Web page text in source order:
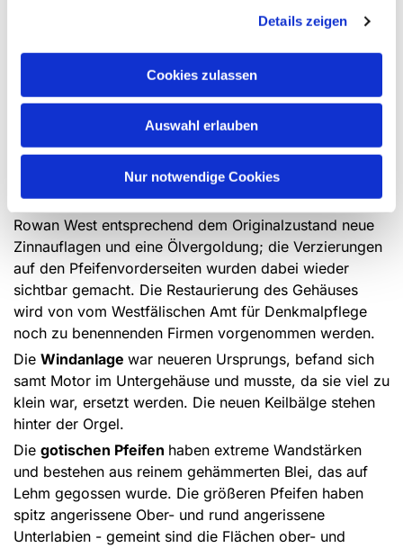
Details zeigen
Cookies zulassen
Auswahl erlauben
Nur notwendige Cookies
Mittelalterliche beschriebene Pergamente wurden an
einigen Stellen benutzt, um Risse zu überkleben. Es ist
nicht unwahrscheinlich, dass auch Hölzer aus anderen
Orgeln mit verbaut wurden. Es konnte ausgeschlossen
werden, dass die Klaviaturen in näherer oder fernerer
gewesen sein könnten. Ein akuter Holzwurmbefall war
nicht zu entdecken. Die Pfeifen in der Gehäusefront
erhielten nach den Vorschlägen von Orgelbaumeister
Rowan West entsprechend dem Originalzustand neue
Zinnauflagen und eine Ölvergoldung; die Verzierungen
auf den Pfeifenvorderseiten wurden dabei wieder
sichtbar gemacht. Die Restaurierung des Gehäuses
wird von vom Westfälischen Amt für Denkmalpflege
noch zu benennenden Firmen vorgenommen werden.
Die Windanlage war neueren Ursprungs, befand sich
samt Motor im Untergehäuse und musste, da sie viel zu
klein war, ersetzt werden. Die neuen Keilbälge stehen
hinter der Orgel.
Die gotischen Pfeifen haben extreme Wandstärken
und bestehen aus reinem gehämmerten Blei, das auf
Lehm gegossen wurde. Die größeren Pfeifen haben
spitz angerissene Ober- und rund angerissene
Unterlabien - gemeint sind die Flächen ober- und